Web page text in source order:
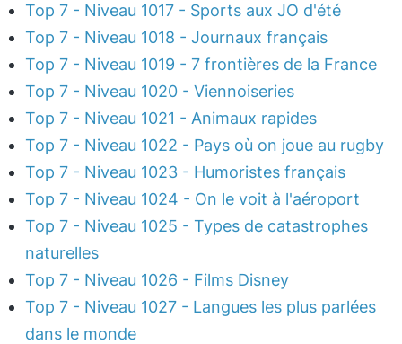
Top 7 - Niveau 1017 - Sports aux JO d'été
Top 7 - Niveau 1018 - Journaux français
Top 7 - Niveau 1019 - 7 frontières de la France
Top 7 - Niveau 1020 - Viennoiseries
Top 7 - Niveau 1021 - Animaux rapides
Top 7 - Niveau 1022 - Pays où on joue au rugby
Top 7 - Niveau 1023 - Humoristes français
Top 7 - Niveau 1024 - On le voit à l'aéroport
Top 7 - Niveau 1025 - Types de catastrophes
naturelles
Top 7 - Niveau 1026 - Films Disney
Top 7 - Niveau 1027 - Langues les plus parlées
dans le monde